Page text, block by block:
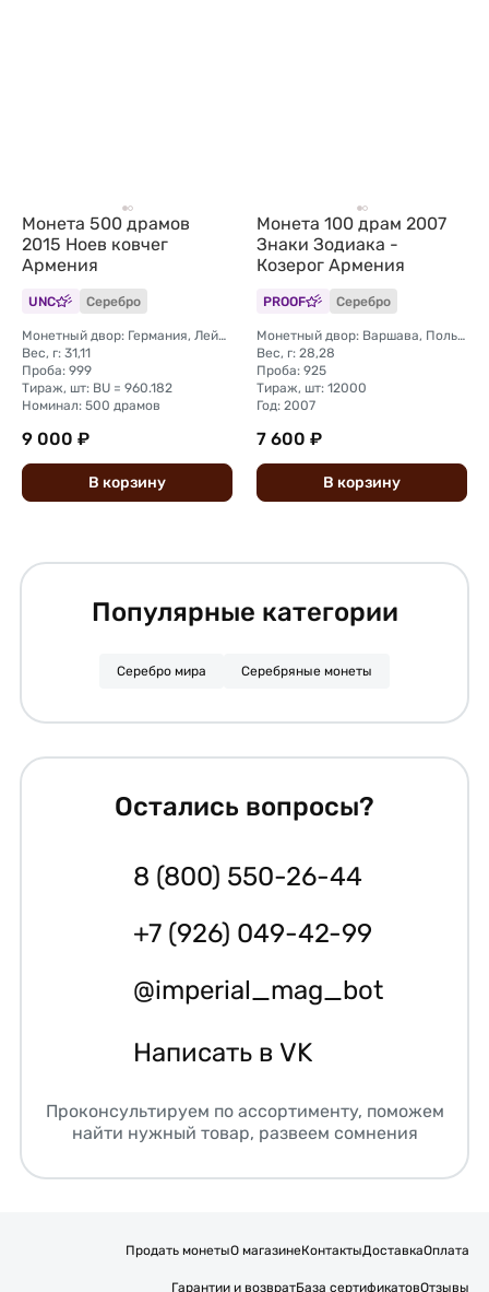
Монета 500 драмов
2015 Ноев ковчег
Армения
UNC Серебро
Монетный двор: Германия, Лейпциг
Вес, г: 31,11
Проба: 999
Тираж, шт: BU = 960.182
Номинал: 500 драмов
9 000 ₽
В корзину
Монета 100 драм 2007
Знаки Зодиака -
Козерог Армения
PROOF Серебро
Монетный двор: Варшава, Польша
Вес, г: 28,28
Проба: 925
Тираж, шт: 12000
Год: 2007
7 600 ₽
В корзину
Популярные категории
Серебро мира Серебряные монеты
Остались вопросы?
8 (800) 550-26-44
+7 (926) 049-42-99
@imperial_mag_bot
Написать в VK
Проконсультируем по ассортименту, поможем
найти нужный товар, развеем сомнения
Продать монетыО магазинеКонтактыДоставкаОплата
Гарантии и возвратБаза сертификатовОтзывы